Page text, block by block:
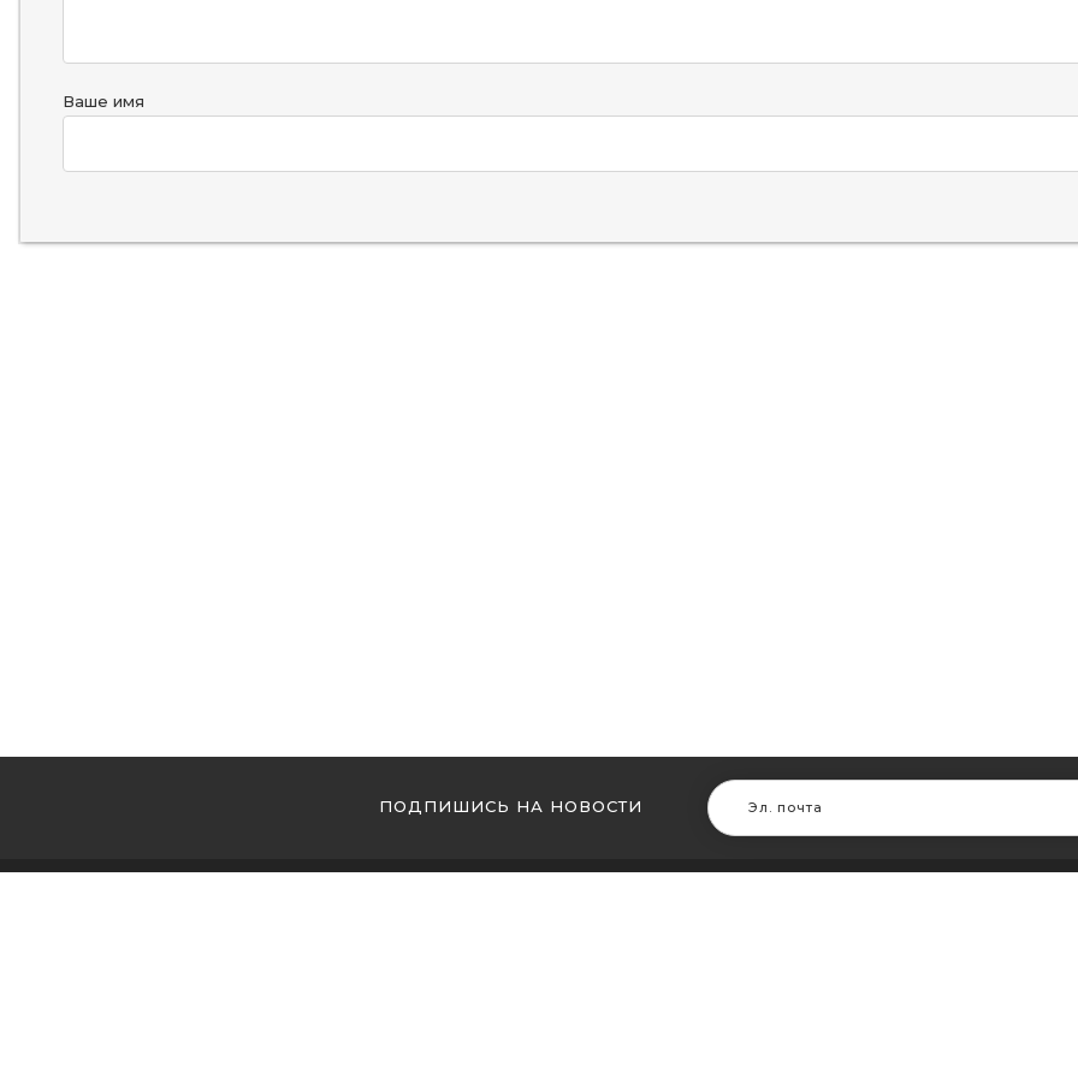
Ваше имя
ПОДПИШИСЬ НА НОВОСТИ